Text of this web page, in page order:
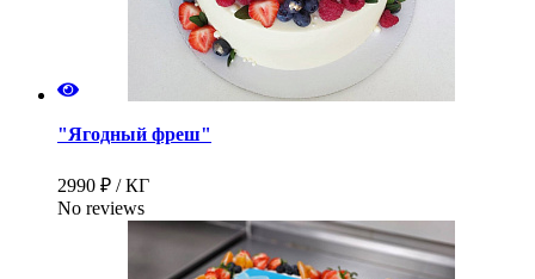
"Ягодный фреш"
2990 ₽ / КГ
No reviews